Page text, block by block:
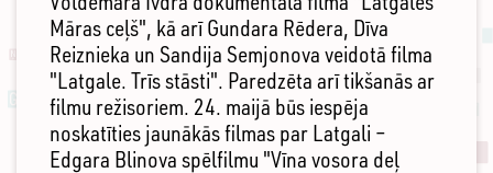
Māras ceļš", kā arī Gundara Rēdera, Dīva
Reiznieka un Sandija Semjonova veidotā filma
"Latgale. Trīs stāsti". Paredzēta arī tikšanās ar
filmu režisoriem. 24. maijā būs iespēja
noskatīties jaunākās filmas par Latgali –
Edgara Blinova spēlfilmu "Vīna vosora deļ